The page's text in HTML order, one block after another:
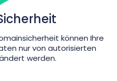
können Ihre
nur von autorisierten
werden.